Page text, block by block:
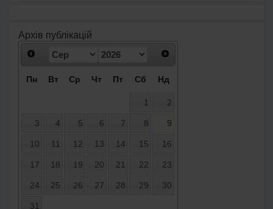
Архів публікацій
Пн Вт Ср Чт Пт Сб Нд
1 2
3 4 5 6 7 8 9
10 11 12 13 14 15 16
17 18 19 20 21 22 23
24 25 26 27 28 29 30
31